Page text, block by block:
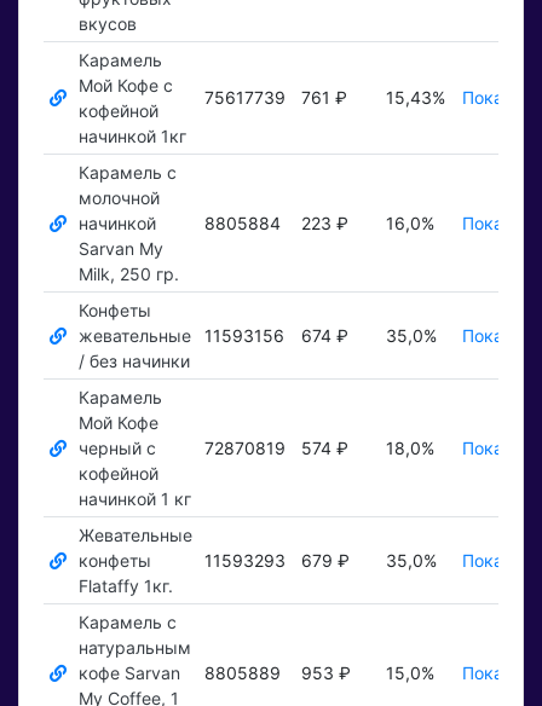
вкусов
Карамель
Мой Кофе с
кофейной
начинкой 1кг
75617739 761 ₽ 15,43%
Карамель с
молочной
начинкой
Sarvan My
Milk, 250 гр.
8805884 223 ₽ 16,0%
Конфеты
жевательные
/ без начинки
11593156 674 ₽ 35,0%
Карамель
Мой Кофе
черный с
кофейной
начинкой 1 кг
72870819 574 ₽ 18,0%
Жевательные
конфеты
Flataffy 1кг.
11593293 679 ₽ 35,0%
Карамель с
натуральным
кофе Sarvan
My Coffee, 1
8805889 953 ₽ 15,0%